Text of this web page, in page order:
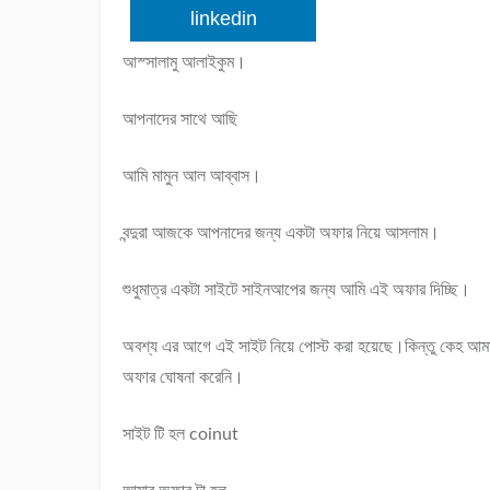
linkedin
আস্সালামু আলাইকুম।
আপনাদের সাথে আছি
আমি মামুন আল আব্বাস।
বন্দুরা আজকে আপনাদের জন্য একটা অফার নিয়ে আসলাম।
শুধুমাত্র একটা সাইটে সাইনআপের জন্য আমি এই অফার দিচ্ছি।
অবশ্য এর আগে এই সাইট নিয়ে পোস্ট করা হয়েছে।কিন্তু কেহ
অফার ঘোষনা করেনি।
সাইট টি হল coinut